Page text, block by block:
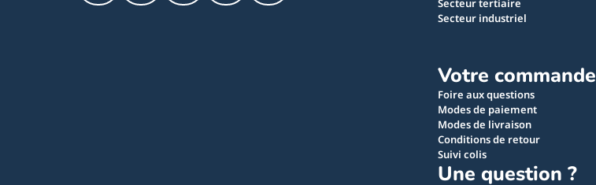
Secteur tertiaire
Secteur industriel
Votre commande
Foire aux questions
Modes de paiement
Modes de livraison
Conditions de retour
Suivi colis
Une question ?